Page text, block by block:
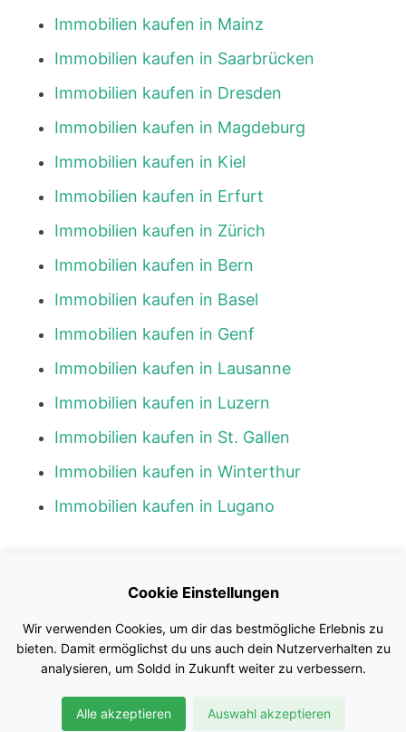
Immobilien kaufen in Mainz
Immobilien kaufen in Saarbrücken
Immobilien kaufen in Dresden
Immobilien kaufen in Magdeburg
Immobilien kaufen in Kiel
Immobilien kaufen in Erfurt
Immobilien kaufen in Zürich
Immobilien kaufen in Bern
Immobilien kaufen in Basel
Immobilien kaufen in Genf
Immobilien kaufen in Lausanne
Immobilien kaufen in Luzern
Immobilien kaufen in St. Gallen
Immobilien kaufen in Winterthur
Immobilien kaufen in Lugano
Impressum
Nutzungsbedingungen
Datenschutz
Cookie Einstellungen
Wir verwenden Cookies, um dir das bestmögliche Erlebnis zu
bieten. Damit ermöglichst du uns auch dein Nutzerverhalten zu
analysieren, um Soldd in Zukunft weiter zu verbessern.
Alle akzeptieren Auswahl akzeptieren